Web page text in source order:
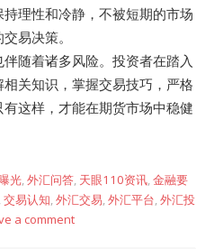
理性和冷静，不被短期的市场
易决策。
随着诸多风险。投资者在踏入
关知识，掌握交易技巧，严格
这样，才能在期货市场中稳健
光,外汇问答, 天眼110资讯,金融要
,交易认知,外汇交易,外汇平台,外汇投
a comment